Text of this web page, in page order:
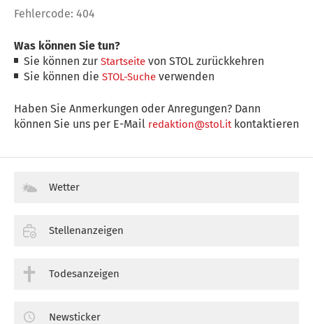
Fehlercode: 404
Was können Sie tun?
Sie können zurStartseite von STOL zurückkehren
Sie können dieSTOL-Suche verwenden
Haben Sie Anmerkungen oder Anregungen? Dann
können Sie uns per E-Mail redaktion@stol.itkontaktieren
Wetter
Stellenanzeigen
Todesanzeigen
Newsticker